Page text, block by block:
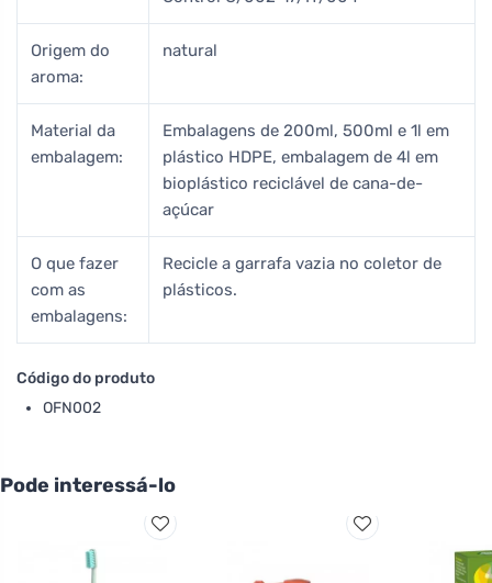
Origem do
aroma:
natural
Material da
embalagem:
Embalagens de 200ml, 500ml e 1l em
plástico HDPE, embalagem de 4l em
bioplástico reciclável de cana-de-
açúcar
O que fazer
com as
embalagens:
Recicle a garrafa vazia no coletor de
plásticos.
Código do produto
OFN002
Pode interessá-lo